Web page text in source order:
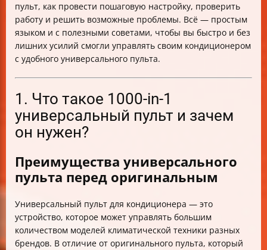
пульт, как провести пошаговую настройку, проверить
работу и решить возможные проблемы. Всё — простым
языком и с полезными советами, чтобы вы быстро и без
лишних усилий смогли управлять своим кондиционером
с удобного универсального пульта.
1. Что такое 1000-in-1
универсальный пульт и зачем
он нужен?
Преимущества универсального
пульта перед оригинальным
Универсальный пульт для кондиционера — это
устройство, которое может управлять большим
количеством моделей климатической техники разных
брендов. В отличие от оригинального пульта, который